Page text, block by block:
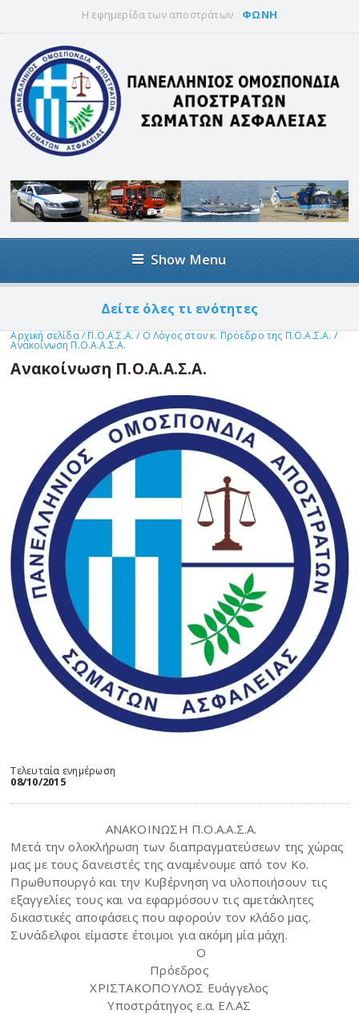
Η εφημερίδα των αποστράτων ΦΩΝΗ
Show Menu
Δείτε όλες τι ενότητες
Αρχική σελίδα/Π.Ο.Α.Σ.Α./ Ο Λόγος στον κ. Πρόεδρο της Π.Ο.Α.Σ.Α./
Ανακοίνωση Π.Ο.Α.Α.Σ.Α.
Ανακοίνωση Π.Ο.Α.Α.Σ.Α.
Τελευταία ενημέρωση
08/10/2015
ΑΝΑΚΟΙΝΩΣΗ Π.Ο.Α.Α.Σ.Α.
Μετά την ολοκλήρωση των διαπραγματεύσεων της χώρας
μας με τους δανειστές της αναμένουμε από τον Κο.
Πρωθυπουργό και την Κυβέρνηση να υλοποιήσουν τις
εξαγγελίες τους και να εφαρμόσουν τις αμετάκλητες
δικαστικές αποφάσεις που αφορούν τον κλάδο μας.
Συνάδελφοι είμαστε έτοιμοι για ακόμη μία μάχη.
Ο
Πρόεδρος
ΧΡΙΣΤΑΚΟΠΟΥΛΟΣ Ευάγγελος
Υποστράτηγος ε.α. ΕΛ.ΑΣ